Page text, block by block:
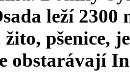
leží 2300
pšenice,
obstarávají